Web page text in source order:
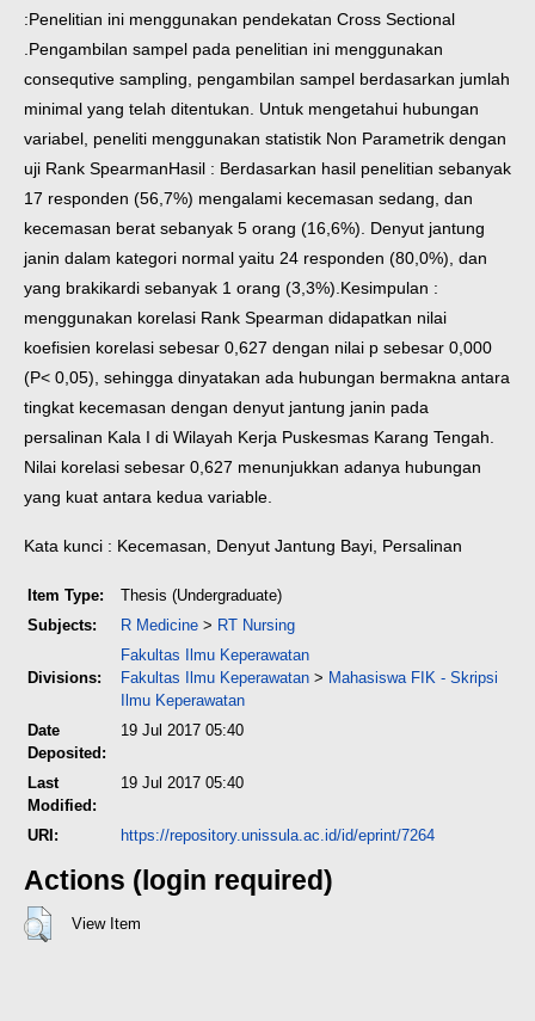
:Penelitian ini menggunakan pendekatan Cross Sectional
.Pengambilan sampel pada penelitian ini menggunakan
consequtive sampling, pengambilan sampel berdasarkan jumlah
minimal yang telah ditentukan. Untuk mengetahui hubungan
variabel, peneliti menggunakan statistik Non Parametrik dengan
uji Rank SpearmanHasil : Berdasarkan hasil penelitian sebanyak
17 responden (56,7%) mengalami kecemasan sedang, dan
kecemasan berat sebanyak 5 orang (16,6%). Denyut jantung
janin dalam kategori normal yaitu 24 responden (80,0%), dan
yang brakikardi sebanyak 1 orang (3,3%). Kesimpulan :
menggunakan korelasi Rank Spearman didapatkan nilai
koefisien korelasi sebesar 0,627 dengan nilai p sebesar 0,000
(P< 0,05), sehingga dinyatakan ada hubungan bermakna antara
tingkat kecemasan dengan denyut jantung janin pada
persalinan Kala I di Wilayah Kerja Puskesmas Karang Tengah.
Nilai korelasi sebesar 0,627 menunjukkan adanya hubungan
yang kuat antara kedua variable.
Kata kunci : Kecemasan, Denyut Jantung Bayi, Persalinan
Item Type:
Thesis (Undergraduate)
Subjects:
R Medicine > RT Nursing
Divisions:
Fakultas Ilmu Keperawatan
Fakultas Ilmu Keperawatan > Mahasiswa FIK - Skripsi
Ilmu Keperawatan
Date
Deposited:
19 Jul 2017 05:40
Last
Modified:
19 Jul 2017 05:40
URI: https://repository.unissula.ac.id/id/eprint/7264
Actions (login required)
View Item